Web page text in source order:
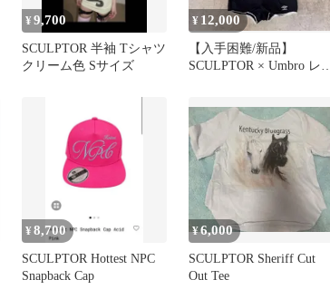
¥9,700
SCULPTOR 半袖 Tシャツ
クリーム色 Sサイズ
¥ 12,000
【入手困難/新品】
SCULPTOR × Umbro レー
¥8,700
SCULPTOR Hottest NPC
Snapback Cap
¥6,000
SCULPTOR Sheriff Cut
Out Tee